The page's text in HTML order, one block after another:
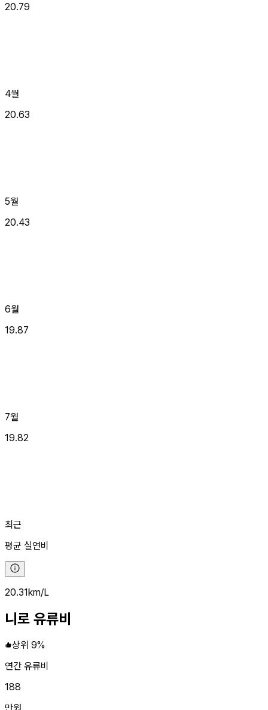
20.79
4월
20.63
5월
20.43
6월
19.87
7월
19.82
최근
평균 실연비
20.31km/L
니로 유류비
상위 9%
연간 유류비
188